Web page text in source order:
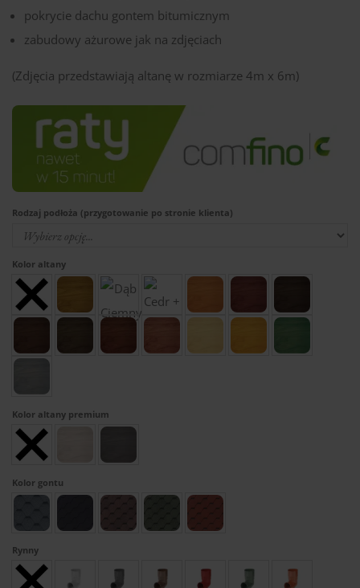
pokrycie dachu gontem bitumicznym
zabudowy ażurowe jak na zdjęciach
(Zdjęcia przedstawiają altanę w rozmiarze 4m x 6m)
Rodzaj podłoża (przygotowanie po stronie klienta)
Kolor altany
Kolor altany premium
Kolor gontu
Rynny